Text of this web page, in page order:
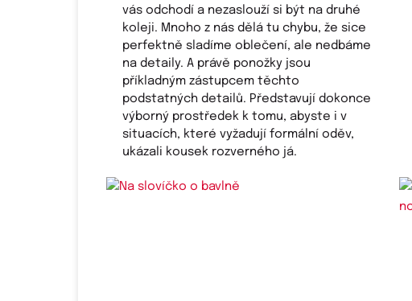
vás odchodí a nezaslouží si být na druhé
koleji. Mnoho z nás dělá tu chybu, že sice
perfektně sladíme oblečení, ale nedbáme
na detaily. A právě ponožky jsou
příkladným zástupcem těchto
podstatných detailů. Představují dokonce
výborný prostředek k tomu, abyste i v
situacích, které vyžadují formální oděv,
ukázali kousek rozverného já.